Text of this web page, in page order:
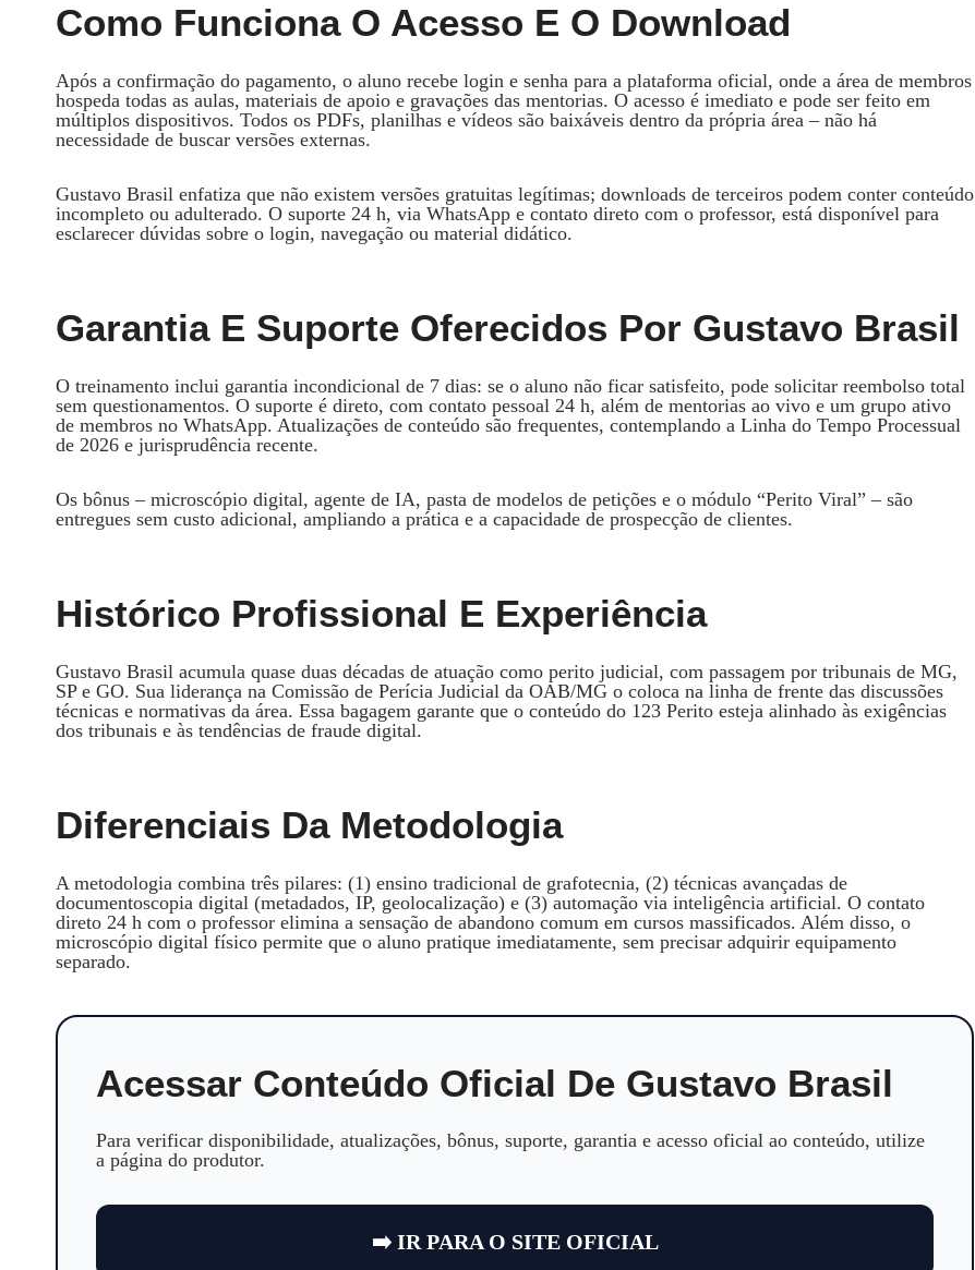
Como Funciona O Acesso E O Download
Após a confirmação do pagamento, o aluno recebe login e senha para a plataforma oficial, onde a área de membros
hospeda todas as aulas, materiais de apoio e gravações das mentorias. O acesso é imediato e pode ser feito em
múltiplos dispositivos. Todos os PDFs, planilhas e vídeos são baixáveis dentro da própria área – não há
necessidade de buscar versões externas.
Gustavo Brasil enfatiza que não existem versões gratuitas legítimas; downloads de terceiros podem conter conteúdo
incompleto ou adulterado. O suporte 24 h, via WhatsApp e contato direto com o professor, está disponível para
esclarecer dúvidas sobre o login, navegação ou material didático.
Garantia E Suporte Oferecidos Por Gustavo Brasil
O treinamento inclui garantia incondicional de 7 dias: se o aluno não ficar satisfeito, pode solicitar reembolso total
sem questionamentos. O suporte é direto, com contato pessoal 24 h, além de mentorias ao vivo e um grupo ativo
de membros no WhatsApp. Atualizações de conteúdo são frequentes, contemplando a Linha do Tempo Processual
de 2026 e jurisprudência recente.
Os bônus – microscópio digital, agente de IA, pasta de modelos de petições e o módulo “Perito Viral” – são
entregues sem custo adicional, ampliando a prática e a capacidade de prospecção de clientes.
Histórico Profissional E Experiência
Gustavo Brasil acumula quase duas décadas de atuação como perito judicial, com passagem por tribunais de MG,
SP e GO. Sua liderança na Comissão de Perícia Judicial da OAB/MG o coloca na linha de frente das discussões
técnicas e normativas da área. Essa bagagem garante que o conteúdo do 123 Perito esteja alinhado às exigências
dos tribunais e às tendências de fraude digital.
Diferenciais Da Metodologia
A metodologia combina três pilares: (1) ensino tradicional de grafotecnia, (2) técnicas avançadas de
documentoscopia digital (metadados, IP, geolocalização) e (3) automação via inteligência artificial. O contato
direto 24 h com o professor elimina a sensação de abandono comum em cursos massificados. Além disso, o
microscópio digital físico permite que o aluno pratique imediatamente, sem precisar adquirir equipamento
separado.
Acessar Conteúdo Oficial De Gustavo Brasil
Para verificar disponibilidade, atualizações, bônus, suporte, garantia e acesso oficial ao conteúdo, utilize
a página do produtor.
➡️ IR PARA O SITE OFICIAL